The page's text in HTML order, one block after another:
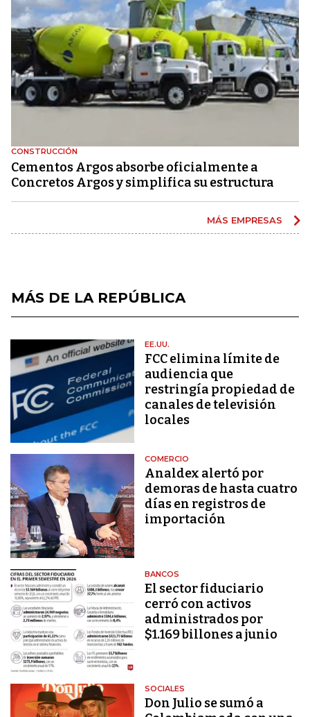
CONSTRUCCIÓN
Cementos Argos absorbe oficialmente a
Concretos Argos y simplifica su estructura
MÁS EMPRESAS
MÁS DE LA REPÚBLICA
EE.UU.
FCC elimina límite de
audiencia que
restringía propiedad de
canales de televisión
locales
COMERCIO
Analdex alertó por
demoras de hasta cuatro
días en registros de
importación
BANCOS
El sector fiduciario
cerró con activos
administrados por
$1.169 billones a junio
SOCIALES
Don Julio se sumó a